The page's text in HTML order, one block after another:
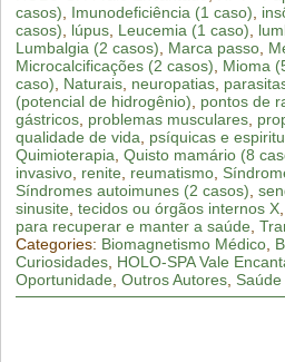
casos), Imunodeficiência (1 caso),
casos), lúpus, Leucemia (1 caso),
Lumbalgia (2 casos), Marca passo,
Microcalcificações (2 casos), Mioma
caso), Naturais, neuropatias,
(potencial de hidrogênio), pontos de
gástricos, problemas musculares,
qualidade de vida, psíquicas e
Quimioterapia, Quisto mamário (8
invasivo, renite, reumatismo,
Síndromes autoimunes (2 casos),
sinusite, tecidos ou órgãos internos X,
para recuperar e manter a saúde,
Categories: Biomagnetismo Médico,
Curiosidades, HOLO-SPA Vale
Oportunidade, Outros Autores, Saúde